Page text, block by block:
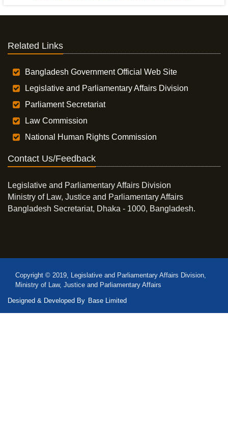
Related Links
Bangladesh Government Official Web Site
Legislative and Parliamentary Affairs Division
Parliament Secretariat
Law Commission
National Human Rights Commission
Contact Us/Feedback
Legislative and Parliamentary Affairs Division
Ministry of Law, Justice and Parliamentary Affairs
Bangladesh Secretariat, Dhaka - 1000, Bangladesh.
Copyright © 2019, Legislative and Parliamentary Affairs Division,
Ministry of Law, Justice and Parliamentary Affairs
Designed & Developed By Base Limited